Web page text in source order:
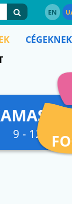
EN
CÉGEKNEK
9 - 12.